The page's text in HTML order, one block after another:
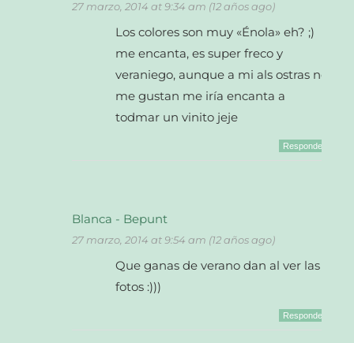
27 marzo, 2014 at 9:34 am (12 años ago)
Los colores son muy «Énola» eh? ;)
me encanta, es super freco y
veraniego, aunque a mi als ostras no
me gustan me iría encanta a
todmar un vinito jeje
Responder
Blanca - Bepunt
27 marzo, 2014 at 9:54 am (12 años ago)
Que ganas de verano dan al ver las
fotos :)))
Responder